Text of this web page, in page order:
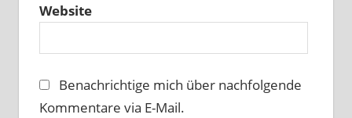
Website
Benachrichtige mich über nachfolgende
Kommentare via E-Mail.